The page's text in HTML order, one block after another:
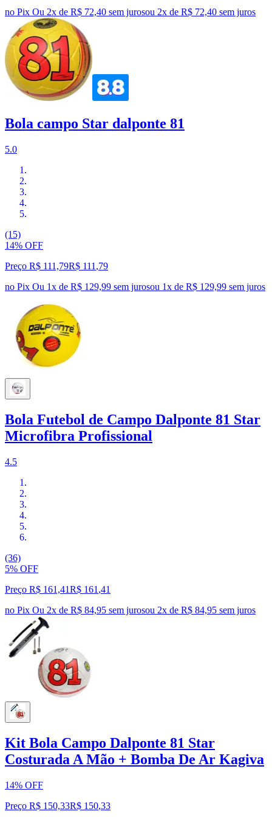
no Pix Ou 2x de R$ 72,40 sem jurosou 2x de R$ 72,40 sem juros
Bola campo Star dalponte 81
5.0
(15)
14% OFF
Preço R$ 111,79R$ 111 ,79
no Pix Ou 1x de R$ 129,99 sem jurosou 1x de R$ 129,99 sem juros
Bola Futebol de Campo Dalponte 81 Star
Microfibra Profissional
4.5
(36)
5% OFF
Preço R$ 161,41R$ 161 ,41
no Pix Ou 2x de R$ 84,95 sem jurosou 2x de R$ 84,95 sem juros
Kit Bola Campo Dalponte 81 Star
Costurada A Mão + Bomba De Ar Kagiva
14% OFF
Preço R$ 150,33R$ 150,33